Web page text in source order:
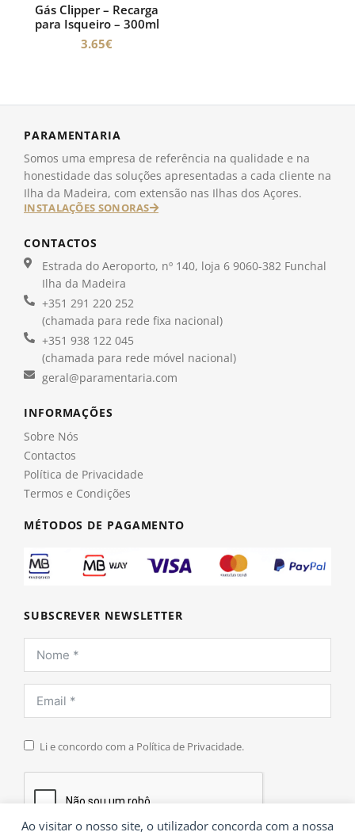
Ao visitar o nosso site, o utilizador concorda com a nossa
Gás Clipper – Recarga
para Isqueiro – 300ml
3.65€
PARAMENTARIA
Somos uma empresa de referência na qualidade e na
honestidade das soluções apresentadas a cada cliente na
Ilha da Madeira, com extensão nas Ilhas dos Açores.
INSTALAÇÕES SONORAS
CONTACTOS
Estrada do Aeroporto, nº 140, loja 6 9060-382 Funchal
Ilha da Madeira
+351 291 220 252
(chamada para rede fixa nacional)
+351 938 122 045
(chamada para rede móvel nacional)
geral@paramentaria.com
INFORMAÇÕES
Sobre Nós
Contactos
Política de Privacidade
Termos e Condições
MÉTODOS DE PAGAMENTO
SUBSCREVER NEWSLETTER
Li e concordo com a Política de Privacidade.